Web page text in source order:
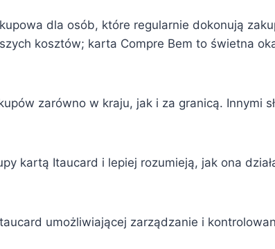
dla osób, które regularnie dokonują
kosztów; karta Compre Bem to świetna
zarówno w kraju, jak i za granicą. Innymi
kartą Itaucard i lepiej rozumieją, jak ona
umożliwiającej zarządzanie i